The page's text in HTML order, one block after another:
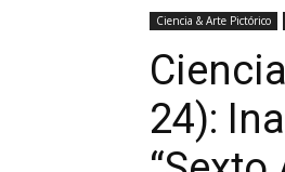
Ciencia & Arte Pictórico
24):